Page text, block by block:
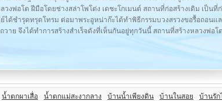
งพ่อโต ฝีมือโดยช่างสล่าโพโต่ง เดชะโกเมนต์ สถานที่ก่อสร้างเดิม เป็นที่ก่
ได้ชำรุดทรุดโทรม ต่อมาพระอูหน่าก๊ะได้ทำพิธีกรรมบวงสรวงขอรื้อถอนแ
วาย จึงได้ทำการสร้างสำเร็จดังที่เห็นกันอยู่ทุกวันนี้ สถานที่สร้างหลวงพ่อ
น้ำตกผาเสื่อ น้ำตกแม่สะงากลาง บ้านน้ำเพียงดิน บ้านในสอย บ้านรัก